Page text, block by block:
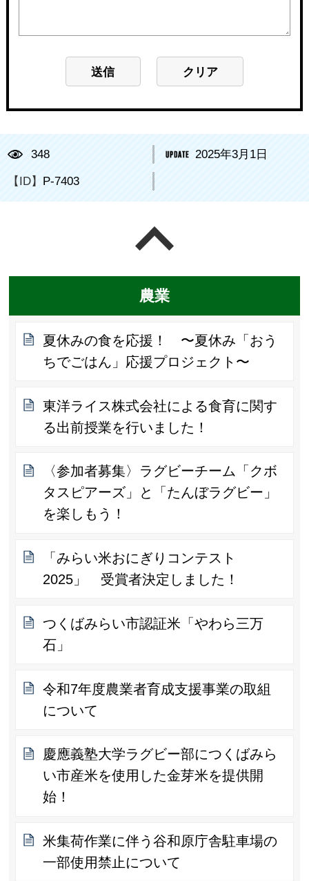
348 2025年3月1日
【ID】 P-7403
農業
夏休みの食を応援！ 〜夏休み「おう
ちでごはん」応援プロジェクト〜
東洋ライス株式会社による食育に関す
る出前授業を行いました！
〈参加者募集〉ラグビーチーム「クボ
タスピアーズ」と「たんぼラグビー」
を楽しもう！
「みらい米おにぎりコンテスト
2025」 受賞者決定しました！
つくばみらい市認証米「やわら三万
石」
令和7年度農業者育成支援事業の取組
について
慶應義塾大学ラグビー部につくばみら
い市産米を使用した金芽米を提供開
始！
米集荷作業に伴う谷和原庁舎駐車場の
一部使用禁止について